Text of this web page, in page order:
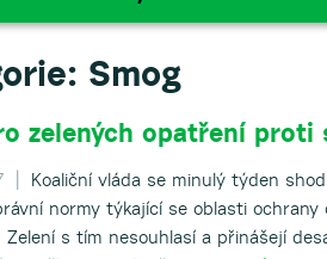
Smog
zelených opatření proti
|
Koaliční vláda se minulý týden
normy týkající se oblasti ochrany
Zelení s tím nesouhlasí a přinášejí